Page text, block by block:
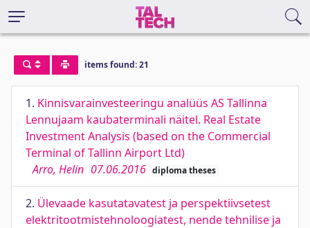
items found: 21
1. Kinnisvarainvesteeringu analüüs AS Tallinna
Lennujaam kaubaterminali näitel. Real Estate
Investment Analysis (based on the Commercial
Terminal of Tallinn Airport Ltd)
Arro, Helin 07.06.2016 diploma theses
2. Ülevaade kasutatavatest ja perspektiivsetest
elektritootmistehnoloogiatest, nende tehnilise ja